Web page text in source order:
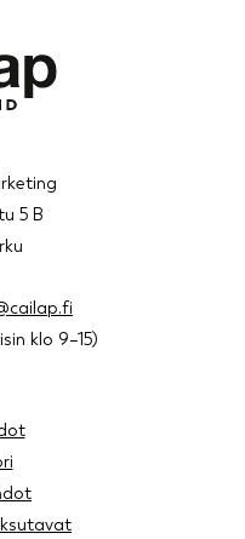
5 B
klo 9–15)